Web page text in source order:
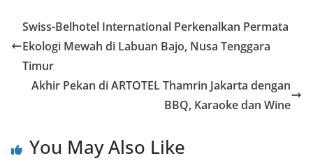
Swiss-Belhotel International Perkenalkan Permata
Ekologi Mewah di Labuan Bajo, Nusa Tenggara
Timur
Akhir Pekan di ARTOTEL Thamrin Jakarta dengan
BBQ, Karaoke dan Wine
You May Also Like